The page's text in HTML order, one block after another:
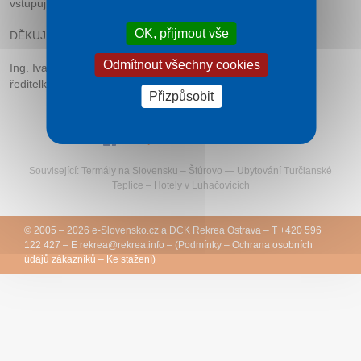
vstupujte jednotlivě!
DĚKUJEME ZA DODRŽOVÁNÍ.
Ing. Ivana Rybiářová
ředitelka
Související: Termály na Slovensku – Štúrovo — Ubytování Turčianské
Teplice – Hotely v Luhačovicích
© 2005 – 2026 e-Slovensko.cz a DCK Rekrea Ostrava – T +420 596
122 427 – E rekrea@rekrea.info – (Podmínky – Ochrana osobních
údajů zákazníků – Ke stažení)
OK, přijmout vše
Odmítnout všechny cookies
Přizpůsobit